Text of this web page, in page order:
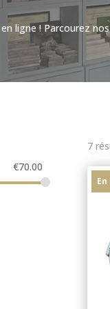
ligne ! Parcourez
€70.00
7